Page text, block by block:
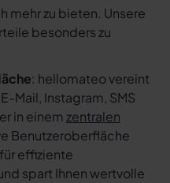
mehr zu bieten. Unsere
besonders zu
: hellomateo vereint
Mail, Instagram, SMS
in einem zentralen
Benutzeroberfläche
effiziente
spart Ihnen wertvolle